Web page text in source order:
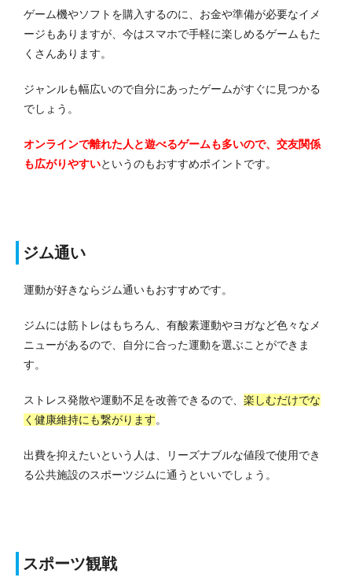
ゲーム機やソフトを購入するのに、お金や準備が必要なイメ
ージもありますが、今はスマホで手軽に楽しめるゲームもた
くさんあります。
ジャンルも幅広いので自分にあったゲームがすぐに見つかる
でしょう。
オンラインで離れた人と遊べるゲームも多いので、交友関係
も広がりやすいというのもおすすめポイントです。
ジム通い
運動が好きならジム通いもおすすめです。
ジムには筋トレはもちろん、有酸素運動やヨガなど色々なメ
ニューがあるので、自分に合った運動を選ぶことができま
す。
ストレス発散や運動不足を改善できるので、 楽しむだけでな
く健康維持にも繋がります。
出費を抑えたいという人は、リーズナブルな値段で使用でき
る公共施設のスポーツジムに通うといいでしょう。
スポーツ観戦